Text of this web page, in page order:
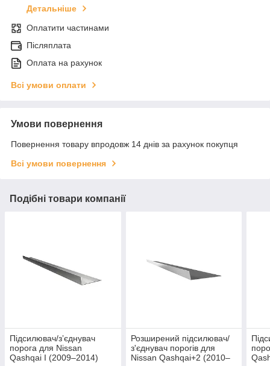
Детальніше
Оплатити частинами
Післяплата
Оплата на рахунок
Всі умови оплати
Умови повернення
Повернення товару впродовж 14 днів за рахунок покупця
Всі умови повернення
Подібні товари компанії
Підсилювач/зʼєднувач
порога для Nissan
Qashqai I (2009–2014)
Розширений підсилювач/
з'єднувач порогів для
Nissan Qashqai+2 (2010–